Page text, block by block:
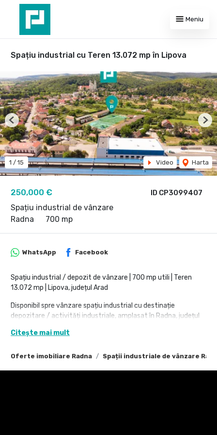
Meniu
Spațiu industrial cu Teren 13.072 mp în Lipova
ID CP3099407
250,000 €
Spațiu industrial de vânzare
Radna
700 mp
1 / 15 Video Harta
Previous
Oferte imobiliare Radna Spații industriale de vânzare
WhatsApp Facebook
Spațiu industrial / depozit de vânzare | 700 mp utili | Teren
13.072 mp | Lipova, județul Arad
Disponibil spre vânzare spațiu industrial cu destinație
depozitare / activități industriale, amplasat în Radna, județul
suprafețe generoase, potrivite pentru multiple tipuri de
Citește mai mult